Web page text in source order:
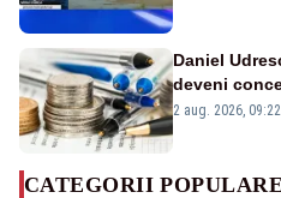
Daniel
deveni
viitoare?
2 aug. 2026, 09:22
CATEGORII